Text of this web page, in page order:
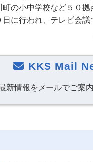
町の小中学校など５０拠
に行われ、テレビ会議
KKS Mail
新情報をメールでご案